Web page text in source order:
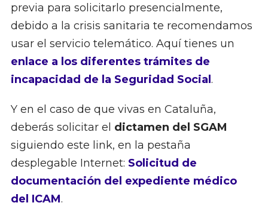
previa para solicitarlo presencialmente,
debido a la crisis sanitaria te recomendamos
usar el servicio telemático. Aquí tienes un
enlace a los diferentes trámites de
incapacidad de la Seguridad Social .
Y en el caso de que vivas en Cataluña,
deberás solicitar el dictamen del SGAM
siguiendo este link, en la pestaña
desplegable Internet: Solicitud de
documentación del expediente médico
del ICAM.